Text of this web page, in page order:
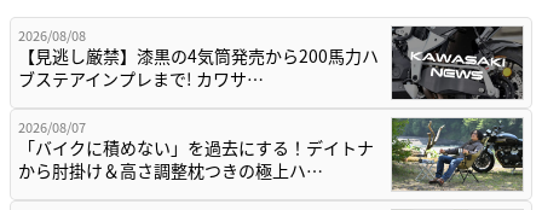
2026/08/08
【見逃し厳禁】漆黒の4気筒発売から200馬力ハ
ブステアインプレまで! カワサ…
2026/08/07
「バイクに積めない」を過去にする！デイトナ
から肘掛け＆高さ調整枕つきの極上ハ…